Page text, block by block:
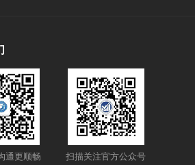
通更顺畅 扫描关注官方公众号